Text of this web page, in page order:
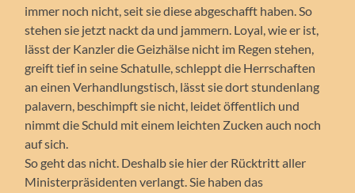
immer noch nicht, seit sie diese abgeschafft haben. So
stehen sie jetzt nackt da und jammern. Loyal, wie er ist,
lässt der Kanzler die Geizhälse nicht im Regen stehen,
greift tief in seine Schatulle, schleppt die Herrschaften
an einen Verhandlungstisch, lässt sie dort stundenlang
palavern, beschimpft sie nicht, leidet öffentlich und
nimmt die Schuld mit einem leichten Zucken auch noch
auf sich.
So geht das nicht. Deshalb sie hier der Rücktritt aller
Ministerpräsidenten verlangt. Sie haben das